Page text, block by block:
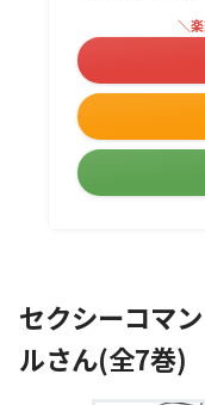
＼
セクシーコマ
ルさん(全7巻)